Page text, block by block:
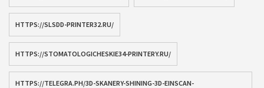
HTTPS://SLSDD-PRINTER32.RU/
HTTPS://STOMATOLOGICHESKIE34-PRINTERY.RU/
HTTPS://TELEGRA.PH/3D-SKANERY-SHINING-3D-EINSCAN-